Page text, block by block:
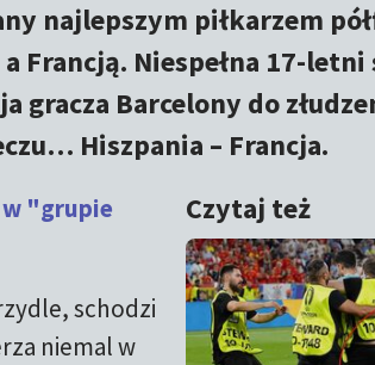
najlepszym piłkarzem
Francją. Niespełna 17-
gracza Barcelony do
Hiszpania – Francja.
Czytaj też
w "grupie
schodzi
niemal w